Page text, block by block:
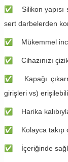
✅ Silikon
sert darbelerden
✅ Mükemmel
✅ Cihazınızı
✅ Kapağı
girişleri vs)
✅ Harika
✅ Kolayca takıp
✅ İçeriğinde